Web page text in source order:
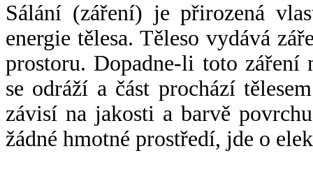
Sálání (záření) je přirozená
energie tělesa. Těleso vydává
prostoru. Dopadne-li toto záření
se odráží a část prochází
závisí na jakosti a barvě
žádné hmotné prostředí, jde o